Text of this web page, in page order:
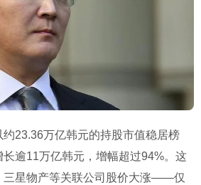
23.36万亿韩元的持股市值稳居榜
逾11万亿韩元，增幅超过94%。这
三星物产等关联公司股价大涨——仅